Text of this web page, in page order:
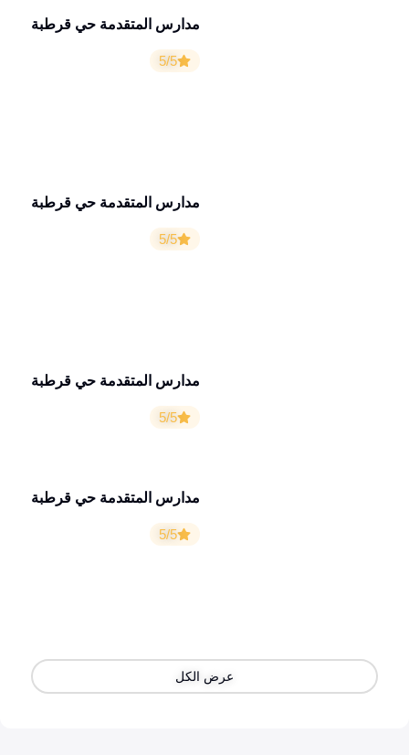
مدارس المتقدمة حي قرطبة
5/5
مدارس المتقدمة حي قرطبة
5/5
مدارس المتقدمة حي قرطبة
5/5
مدارس المتقدمة حي قرطبة
5/5
عرض الكل